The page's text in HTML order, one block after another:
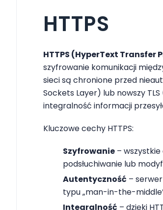
HTTPS
HTTPS (HyperText Transfer
szyfrowanie komunikacji
sieci są chronione przed
Sockets Layer) lub nowszy
integralność informacji
Kluczowe cechy HTTPS:
Szyfrowanie– wszystkie
podsłuchiwanie lub
Autentyczność –
typu „man-in-the-
Integralność – dzięki